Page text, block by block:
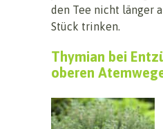
den Tee nicht länger
Stück trinken.
Thymian bei
oberen